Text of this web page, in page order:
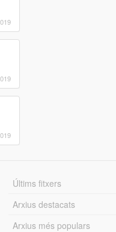
Últims fitxers
Arxius destacats
Arxius més populars